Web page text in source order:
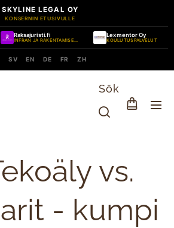
SKYLINE LEGAL OY
KONSERNIN ETUSIVULLE
Raksajuristi.fi
INFRAN JA RAKENTAMISEN PRAKTIIKKA
Lexmentor Oy
KOULUTUSPALVELUT
SV EN DE FR ZH
Sök
vs.
- kumpi